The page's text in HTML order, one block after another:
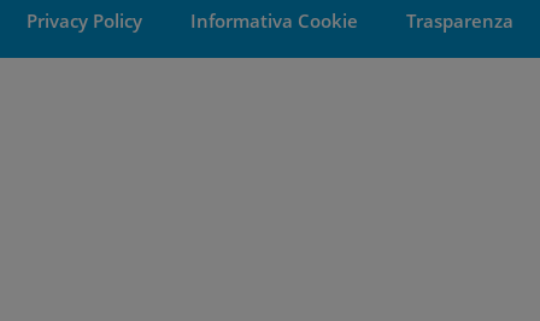
Privacy Policy Informativa Cookie Trasparenza